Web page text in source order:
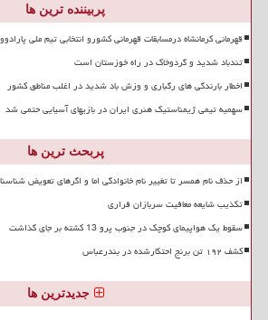
پربیننده ترین ها
قهرمانی کرمانشاه درمسابقات قهرمانی کشورو انتخابی تیم ملی
تندباد شدید و گردوخاک در راه خوزستان است
اخطار بارندگی های رگباری و وزش باد شدید در اغلب مناطق کشور
سهمیه تیمی ژیمناستیک هنری ایران در بازیهای آسیایی حتمی شد
پربحث ترین ها
از حذف نام همسر تا تغییر نام خانوادگی اما و اگرهای تعویض
تکذیب شایعه معافیت سربازان فراری
سقوط یک هواپیمای کوچک در جنوب پرو 13 کشته بر جای گذاشت
کشف ۱۹۲ تن برنج احتکارشده در بندرعباس
جدیدترین ها